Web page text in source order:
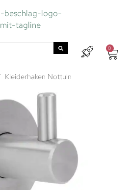
0
Kleiderhaken Nottuln